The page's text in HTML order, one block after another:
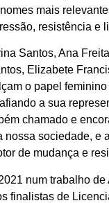
mais
resistência e
Santos, Ana
Elizabete
o papel
a sua
chamado e
sociedade, e
de mudança e
num trabalho
finalistas de